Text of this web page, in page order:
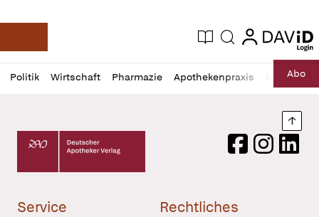
Deutsche Apotheker Zeitung
Aktuelle Ausgabe
Suche login
login
Politik Wirtschaft Pharmazie Apothekenpraxis RechtAbo
Profil
öffnen
Daz
Pur
Deutscher Apotheker Verlag Logo
FacebookInstagram
Service Rechtliches